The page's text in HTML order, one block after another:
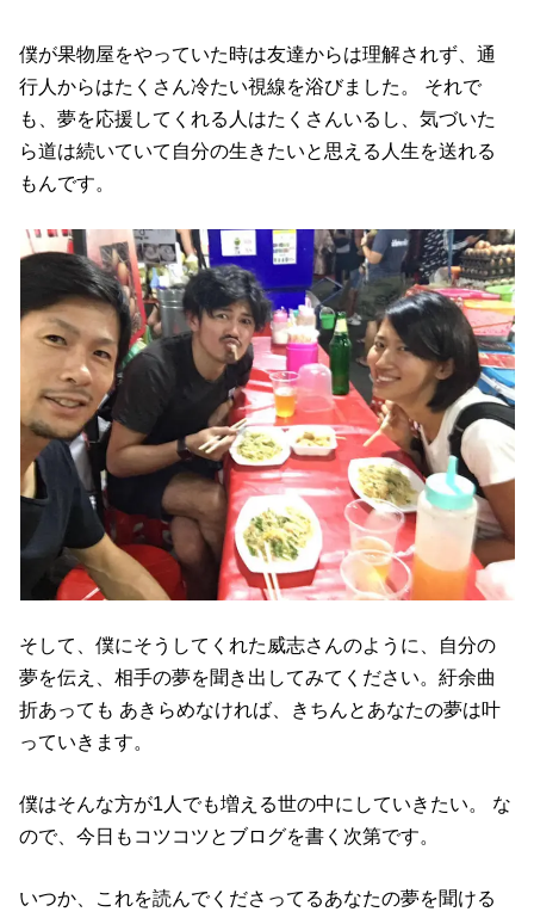
僕が果物屋をやっていた時は友達からは理解されず、通
行人からはたくさん冷たい視線を浴びました。 それで
も、夢を応援してくれる人はたくさんいるし、気づいた
ら道は続いていて自分の生きたいと思える人生を送れる
もんです。
そして、僕にそうしてくれた威志さんのように、自分の
夢を伝え、相手の夢を聞き出してみてください。紆余曲
折あっても あきらめなければ、きちんとあなたの夢は叶
っていきます。
僕はそんな方が1人でも増える世の中にしていきたい。 な
ので、今日もコツコツとブログを書く次第です。
いつか、これを読んでくださってるあなたの夢を聞ける